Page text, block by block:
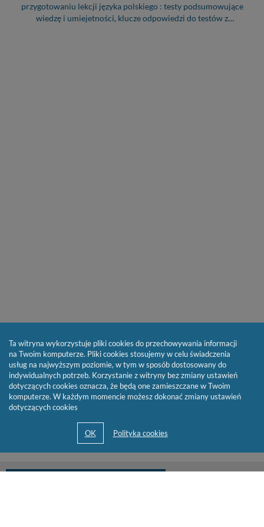
przygotowaniu lekcji języka polskiego : testy podsumowujące
wiedzę i umiejetności, klucze odpowiedzi do testów z
Ta witryna wykorzystuje pliki cookies do przechowywania informacji
na Twoim komputerze. Pliki cookies stosujemy w celu świadczenia
usług na najwyższym poziomie, w tym w sposób dostosowany do
indywidualnych potrzeb. Korzystanie z witryny bez zmiany ustawień
dotyczących cookies oznacza, że będą one zamieszczane w Twoim
komputerze. W każdym momencie możesz dokonać zmiany ustawień
dotyczących cookies